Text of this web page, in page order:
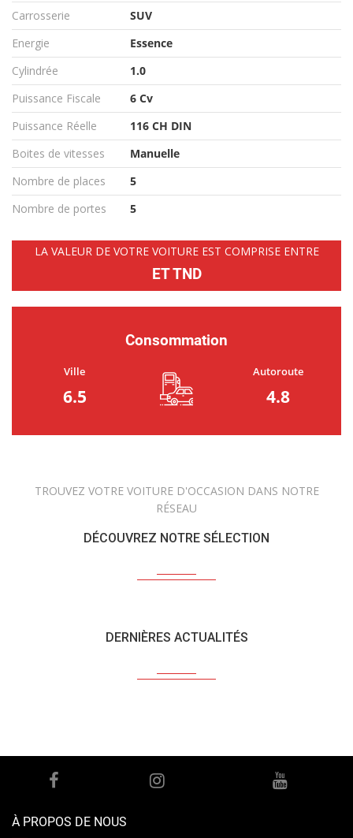
Carrosserie
SUV
Energie
Essence
Cylindrée
1.0
Puissance Fiscale
6 Cv
Puissance Réelle
116 CH DIN
Boites de vitesses
Manuelle
Nombre de places
5
Nombre de portes
5
LA VALEUR DE VOTRE VOITURE EST COMPRISE ENTRE
ET TND
Consommation
Ville
6.5
Autoroute
4.8
TROUVEZ VOTRE VOITURE D'OCCASION DANS NOTRE
RÉSEAU
DÉCOUVREZ NOTRE SÉLECTION
DERNIÈRES ACTUALITÉS
À PROPOS DE NOUS